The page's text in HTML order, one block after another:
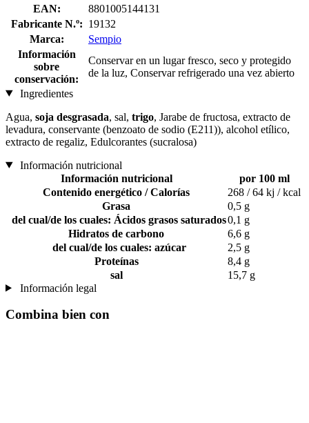
EAN:
8801005144131
Fabricante N.º: 19132
Marca:
Sempio
Información
sobre
conservación:
Conservar en un lugar fresco, seco y protegido
de la luz, Conservar refrigerado una vez abierto
Ingredientes
Agua, soja desgrasada, sal, trigo, Jarabe de fructosa, extracto de
levadura, conservante (benzoato de sodio (E211)), alcohol etílico,
extracto de regaliz, Edulcorantes (sucralosa)
Información nutricional
Información nutricional
por 100 ml
Contenido energético / Calorías
268 / 64 kj / kcal
Grasa
0,5 g
del cual/de los cuales: Ácidos grasos saturados0,1 g
Hidratos de carbono
6,6 g
del cual/de los cuales: azúcar
2,5 g
Proteínas
8,4 g
sal
15,7 g
Información legal
Combina bien con